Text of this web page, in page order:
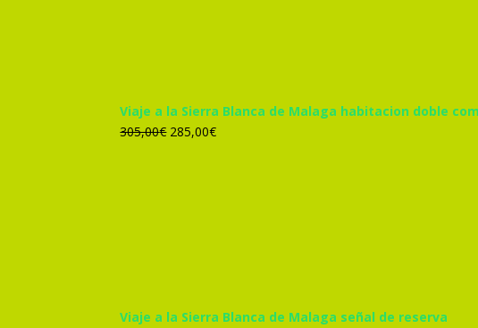
Viaje a la Sierra Blanca de Malaga habitacion doble
305,00€ El
285,00€El
Viaje a la Sierra Blanca de Malaga señal de reserva